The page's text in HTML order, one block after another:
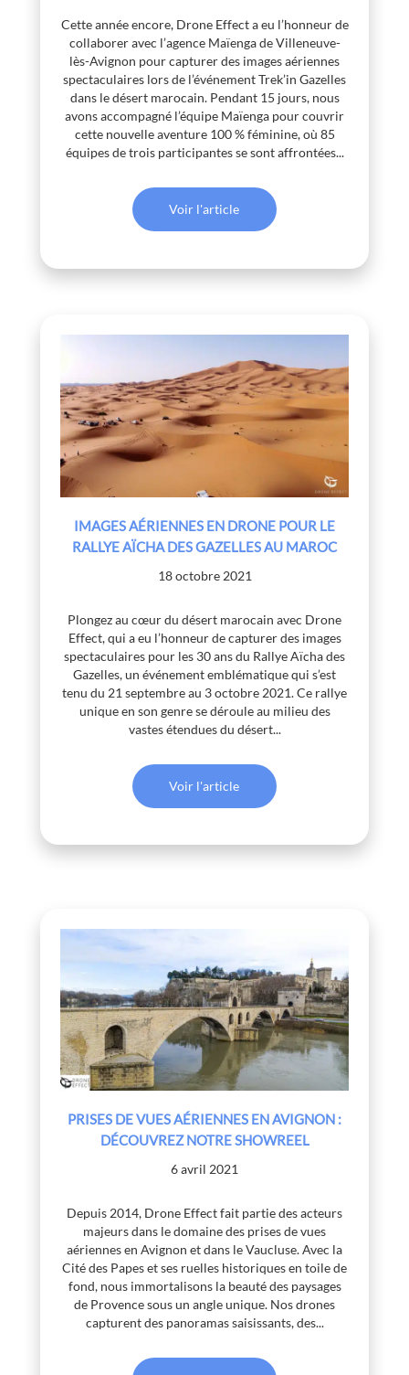
Cette année encore, Drone Effect a eu l’honneur de
collaborer avec l’agence Maïenga de Villeneuve-
lès-Avignon pour capturer des images aériennes
spectaculaires lors de l’événement Trek’in Gazelles
dans le désert marocain. Pendant 15 jours, nous
avons accompagné l’équipe Maïenga pour couvrir
cette nouvelle aventure 100 % féminine, où 85
équipes de trois participantes se sont affrontées...
Voir l'article
IMAGES AÉRIENNES EN DRONE POUR LE
RALLYE AÏCHA DES GAZELLES AU MAROC
18 octobre 2021
Plongez au cœur du désert marocain avec Drone
Effect, qui a eu l’honneur de capturer des images
spectaculaires pour les 30 ans du Rallye Aïcha des
Gazelles, un événement emblématique qui s’est
tenu du 21 septembre au 3 octobre 2021. Ce rallye
unique en son genre se déroule au milieu des
vastes étendues du désert...
Voir l'article
PRISES DE VUES AÉRIENNES EN AVIGNON :
DÉCOUVREZ NOTRE SHOWREEL
6 avril 2021
Depuis 2014, Drone Effect fait partie des acteurs
majeurs dans le domaine des prises de vues
aériennes en Avignon et dans le Vaucluse. Avec la
Cité des Papes et ses ruelles historiques en toile de
fond, nous immortalisons la beauté des paysages
de Provence sous un angle unique. Nos drones
capturent des panoramas saisissants, des...